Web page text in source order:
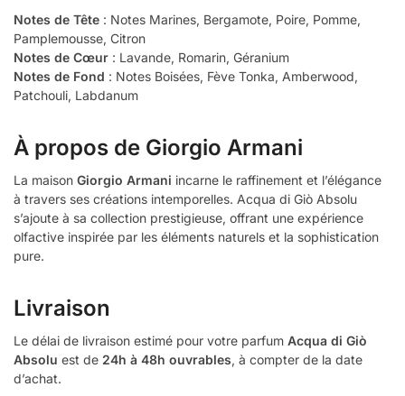
Notes de Tête : Notes Marines, Bergamote, Poire, Pomme,
Pamplemousse, Citron
Notes de Cœur : Lavande, Romarin, Géranium
Notes de Fond : Notes Boisées, Fève Tonka, Amberwood,
Patchouli, Labdanum
À propos de Giorgio Armani
La maison Giorgio Armani incarne le raffinement et l’élégance
à travers ses créations intemporelles. Acqua di Giò Absolu
s’ajoute à sa collection prestigieuse, offrant une expérience
olfactive inspirée par les éléments naturels et la sophistication
pure.
Livraison
Le délai de livraison estimé pour votre parfum Acqua di Giò
Absolu est de 24h à 48h ouvrables, à compter de la date
d’achat.